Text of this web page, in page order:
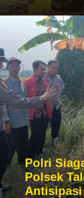
Polri
Polsek
Antisipasi